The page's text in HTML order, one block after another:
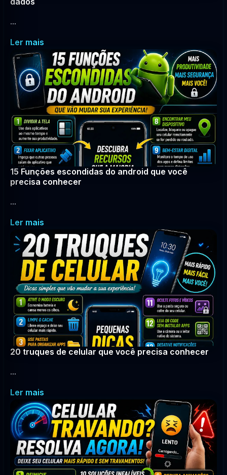
...
Ler mais
15 Funções escondidas do android que você
precisa conhecer
...
Ler mais
20 truques de celular que você precisa conhecer
...
Ler mais